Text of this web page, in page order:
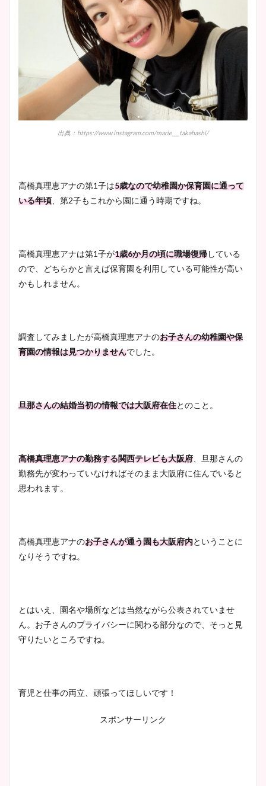
大家彩香アナのかわいいカッ
プ画像まとめ！同期や実家に
wikiプロフも！
安藤萌々アナのカップ画像や
ニット衣装まとめ！美足の筋
肉も凄い！
ヤバすぎww原因や痩せたダ
イエット方は？昔と現在を画
豊島実季アナのカップ画像ま
とめ！美脚や水着姿に年齢も
宇賀神メグアナのニット画像
まとめ！足も美脚でカップも
まとめた！
出典：https://www.instagram.com/marie___takahashi/
高橋真理恵アナの第1子は5歳なので幼稚園か保育園に通って
いる年頃 、第2子もこれから園に通う時期ですね。
高橋真理恵アナは第1子が1歳6か月の頃に職場復帰している
ので、どちらかと言えば保育園を利用している可能性が高い
かもしれません。
調査してみましたが高橋真理恵アナのお子さんの幼稚園や保
育園の情報は見つかりませんでした。
旦那さんの結婚当初の情報では大阪府在住とのこと。
高橋真理恵アナの勤務する関西テレビも大阪府 、旦那さんの
勤務先が変わっていなければそのまま大阪府に住んでいると
思われます。
高橋真理恵アナのお子さんが通う園も大阪府内ということに
なりそうですね。
とはいえ、園名や場所などは当然ながら公表されていませ
ん。お子さんのプライバシーに関わる部分なので、そっと見
守りたいところですね。
育児と仕事の両立、頑張ってほしいです！
スポンサーリンク